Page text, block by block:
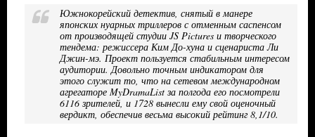
Южнокорейский детектив, снятый в манере
японских нуарных триллеров с отменным саспенсом
от производящей студии JS Pictures и творческого
тендема: режиссера Ким До-хуна и сценариста Ли
Джин-мэ. Проект пользуется стабильным интересом
аудитории. Довольно точным индикатором для
этого служит то, что на сетевом международном
агрегаторе MyDramaList за полгода его посмотрели
6116 зрителей, и 1728 вынесли ему свой оценочный
вердикт, обеспечив весьма высокий рейтинг 8,1/10.